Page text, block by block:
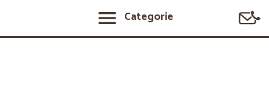
Categorie